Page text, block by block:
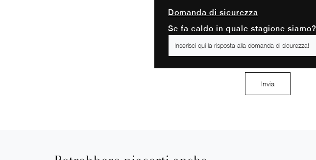
Domanda di sicurezza
Se fa caldo in quale stagione siamo?
Invia